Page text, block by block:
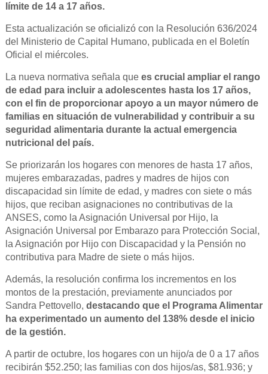
límite de 14 a 17 años.
Esta actualización se oficializó con la Resolución 636/2024
del Ministerio de Capital Humano, publicada en el Boletín
Oficial el miércoles.
La nueva normativa señala que es crucial ampliar el rango
de edad para incluir a adolescentes hasta los 17 años,
con el fin de proporcionar apoyo a un mayor número de
familias en situación de vulnerabilidad y contribuir a su
seguridad alimentaria durante la actual emergencia
nutricional del país.
Se priorizarán los hogares con menores de hasta 17 años,
mujeres embarazadas, padres y madres de hijos con
discapacidad sin límite de edad, y madres con siete o más
hijos, que reciban asignaciones no contributivas de la
ANSES, como la Asignación Universal por Hijo, la
Asignación Universal por Embarazo para Protección Social,
la Asignación por Hijo con Discapacidad y la Pensión no
contributiva para Madre de siete o más hijos.
Además, la resolución confirma los incrementos en los
montos de la prestación, previamente anunciados por
Sandra Pettovello, destacando que el Programa Alimentar
ha experimentado un aumento del 138% desde el inicio
de la gestión.
A partir de octubre, los hogares con un hijo/a de 0 a 17 años
recibirán $52.250; las familias con dos hijos/as, $81.936; y